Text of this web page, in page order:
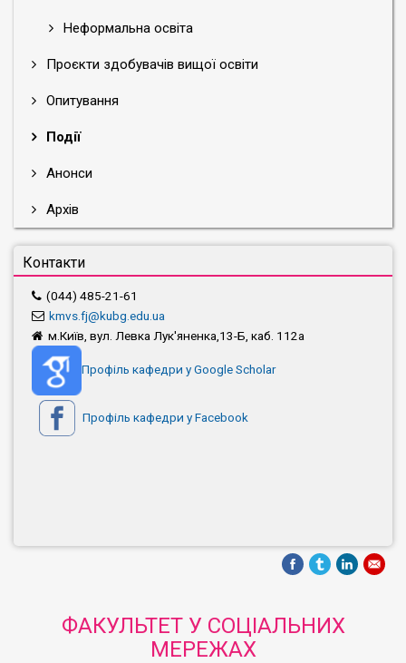
Неформальна освіта
Проєкти здобувачів вищої освіти
Опитування
Події
Анонси
Архів
Контакти
(044) 485-21-61
kmvs.fj@kubg.edu.ua
м.Київ, вул. Левка Лук'яненка,13-Б, каб. 112а
Профіль кафедри у Google Scholar
Профіль кафедри у Facebook
ФАКУЛЬТЕТ У СОЦІАЛЬНИХ
МЕРЕЖАХ